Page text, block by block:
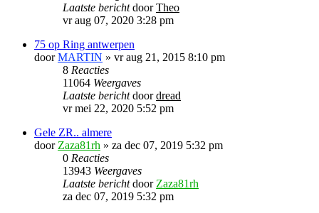
Laatste berichtdoorTheo
vr aug 07, 2020 3:28 pm
75 op Ring antwerpen
doorMARTIN » vr aug 21, 2015 8:10 pm
8 Reacties
11064 Weergaves
Laatste berichtdoordread
vr mei 22, 2020 5:52 pm
Gele ZR.. almere
door Zaza81rh » za dec 07, 2019 5:32 pm
0 Reacties
13943 Weergaves
Laatste berichtdoor Zaza81rh
za dec 07, 2019 5:32 pm